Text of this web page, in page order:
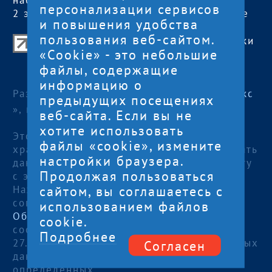
2 этаж, офис 2
сб, вс— выходные
Центр поддержки экспорта Республики
Карелия
© 2012—2024
Разработка и поддержка сайта — «
Артлекс
», г. Петрозаводск
Этот сайт использует файлы cookies для
хранения данных. Продолжая использовать
данный сайт, Вы даете согласие на работу
с этими файлами.
Нажимая кнопку «Отправить», я даю
согласие на
Обработку персональных данных
соответствии с Федеральным законом от
27.07.2006 года №152-ФЗ «О персональных
данных», на условиях и для целей,
персонализации сервисов
и повышения удобства
пользования веб-сайтом.
«Cookie» - это небольшие
файлы, содержащие
информацию о
предыдущих посещениях
веб-сайта. Если вы не
хотите использовать
файлы «cookie», измените
настройки браузера.
Продолжая пользоваться
сайтом, вы соглашаетесь с
использованием файлов
cookie.
Подробнее
Согласен